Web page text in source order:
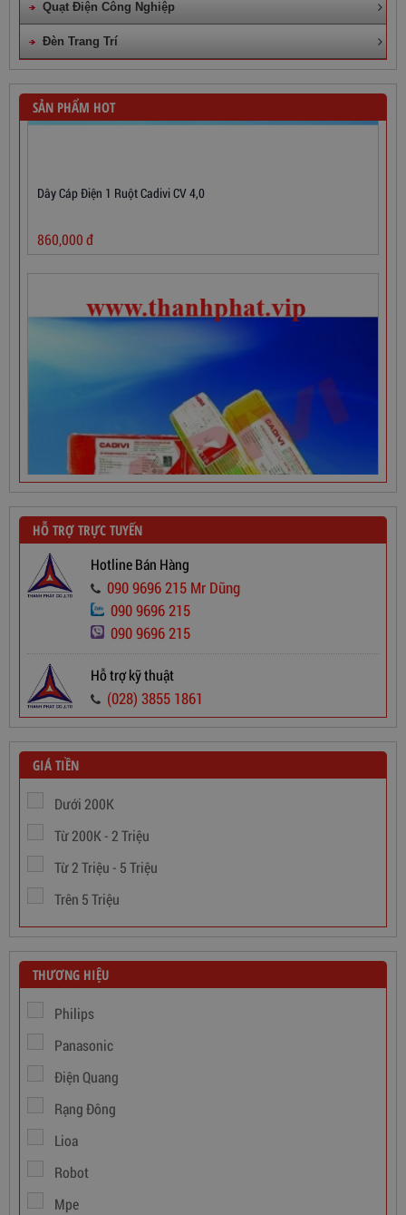
Quạt Điện Công Nghiệp
Đèn Trang Trí
SẢN PHẨM HOT
860,000 đ
Dây Cáp Điện 1 Ruột Cadivi CV 2,5
565,000đ
Dây Cáp Điện 1 Ruột Cadivi CV 1,5
346,000đ
HỖ TRỢ TRỰC TUYẾN
Hotline Bán Hàng
090 9696 215 Mr Dũng
090 9696 215
090 9696 215
Hỗ trợ kỹ thuật
(028) 3855 1861
GIÁ TIỀN
Dưới 200K
Từ 200K - 2 Triệu
Từ 2 Triệu - 5 Triệu
Trên 5 Triệu
THƯƠNG HIỆU
Philips
Panasonic
Điện Quang
Rạng Đông
Lioa
Robot
Mpe